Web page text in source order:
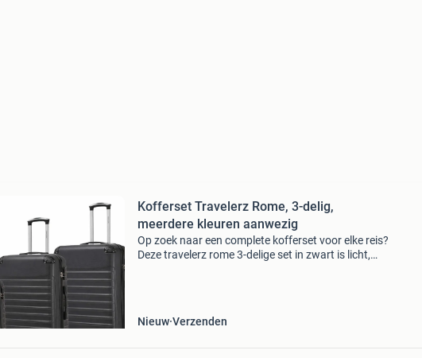
Kofferset Travelerz Rome, 3-delig,
meerdere kleuren aanwezig
Op zoek naar een complete kofferset voor elke reis?
Deze travelerz rome 3-delige set in zwart is licht,
Nieuw Verzenden